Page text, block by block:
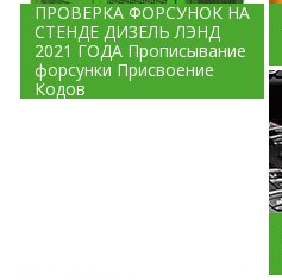
ПРОВЕРКА ФОРСУНОК НА
СТЕНДЕ ДИЗЕЛЬ ЛЭНД
2021 ГОДА Прописывание
форсунки Присвоение
Кодов